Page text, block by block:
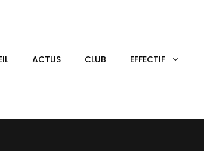
ACTUS CLUB EFFECTIF